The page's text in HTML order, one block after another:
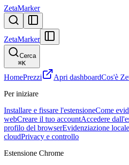
ZetaMarker
ZetaMarker
Cerca
⌘K
HomePrezzi Apri dashboardCos'è
Per iniziare
Installare e fissare l'estensioneCome
webCreare il tuo accountAccedere
profilo del browserEvidenziazione
cloudPrivacy e controllo
Estensione Chrome